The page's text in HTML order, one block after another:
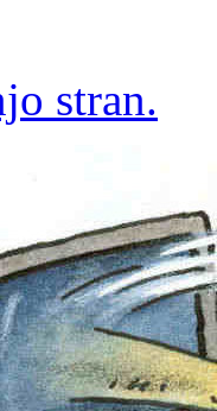
stran.